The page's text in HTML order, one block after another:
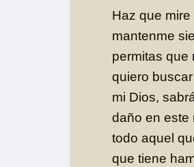
Haz que
mantenme
permitas que
quiero
mi Dios,
daño en este
todo aquel
que tiene